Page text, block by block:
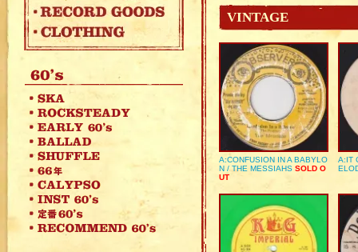
VINTAGE
A:CONFUSION IN A BABYLO
N / THE MESSIAHS SOLD O
UT
A:IT